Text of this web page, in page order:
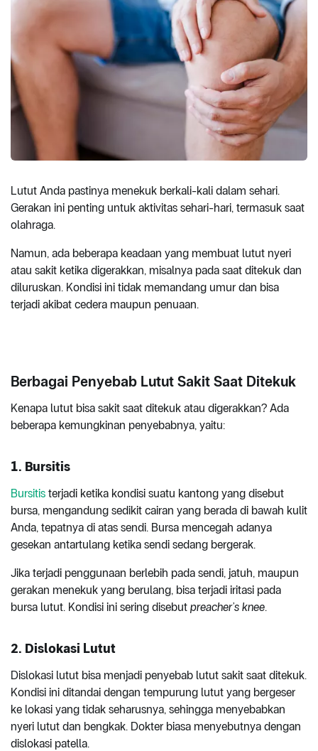
Lutut Anda pastinya menekuk berkali-kali dalam sehari.
Gerakan ini penting untuk aktivitas sehari-hari, termasuk saat
olahraga.
Namun, ada beberapa keadaan yang membuat lutut nyeri
atau sakit ketika digerakkan, misalnya pada saat ditekuk dan
diluruskan. Kondisi ini tidak memandang umur dan bisa
terjadi akibat cedera maupun penuaan.
Berbagai Penyebab Lutut Sakit Saat Ditekuk
Kenapa lutut bisa sakit saat ditekuk atau digerakkan? Ada
beberapa kemungkinan penyebabnya, yaitu:
1. Bursitis
Bursitis terjadi ketika kondisi suatu kantong yang disebut
bursa, mengandung sedikit cairan yang berada di bawah kulit
Anda, tepatnya di atas sendi. Bursa mencegah adanya
gesekan antartulang ketika sendi sedang bergerak.
Jika terjadi penggunaan berlebih pada sendi, jatuh, maupun
gerakan menekuk yang berulang, bisa terjadi iritasi pada
bursa lutut. Kondisi ini sering disebut preacher’s knee.
2. Dislokasi Lutut
Dislokasi lutut bisa menjadi penyebab lutut sakit saat ditekuk.
Kondisi ini ditandai dengan tempurung lutut yang bergeser
ke lokasi yang tidak seharusnya, sehingga menyebabkan
nyeri lutut dan bengkak. Dokter biasa menyebutnya dengan
dislokasi patella.